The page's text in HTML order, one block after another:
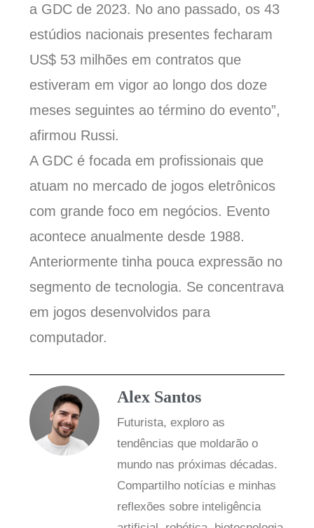
a GDC de 2023. No ano passado, os 43
estúdios nacionais presentes fecharam
US$ 53 milhões em contratos que
estiveram em vigor ao longo dos doze
meses seguintes ao término do evento”,
afirmou Russi.
A GDC é focada em profissionais que
atuam no mercado de jogos eletrônicos
com grande foco em negócios. Evento
acontece anualmente desde 1988.
Anteriormente tinha pouca expressão no
segmento de tecnologia. Se concentrava
em jogos desenvolvidos para
computador.
Alex Santos
Futurista, exploro as
tendências que moldarão o
mundo nas próximas décadas.
Compartilho notícias e minhas
reflexões sobre inteligência